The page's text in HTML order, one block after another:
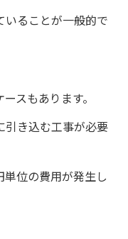
いることが一般的で
スもあります。
引き込む工事が必要
位の費用が発生し